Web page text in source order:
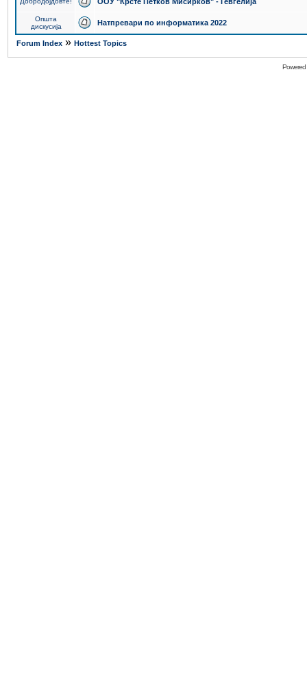
Општа
дискусија
Натпревари по информатика 2022
Forum Index » Hottest Topics